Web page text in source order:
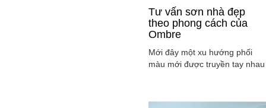
Tư vấn sơn nhà đẹp
theo phong cách của
Ombre
Mới đây một xu hướng phối
màu mới được truyền tay nhau
Ombre, cách phối màu sắc tinh